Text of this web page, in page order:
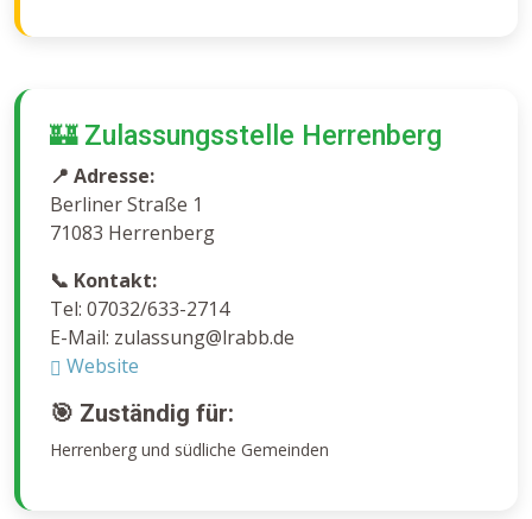
🏰 Zulassungsstelle Herrenberg
📍 Adresse:
Berliner Straße 1
71083 Herrenberg
📞 Kontakt:
Tel: 07032/633-2714
E-Mail: zulassung@lrabb.de
Website
🎯 Zuständig für:
Herrenberg und südliche Gemeinden